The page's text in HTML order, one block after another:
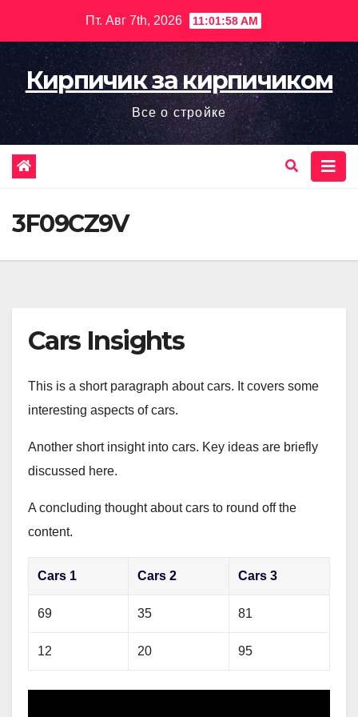
содержимому
Пт. Авг 7th, 2026 11:01:59 AM
Кирпичик за кирпичиком
Все о стройке
3F09CZ9V
Cars Insights
This is a short paragraph about cars. It covers some
interesting aspects of cars.
Another short insight into cars. Key ideas are briefly
discussed here.
A concluding thought about cars to round off the
content.
Cars 1 Cars 2 Cars 3
69 35 81
12 20 95